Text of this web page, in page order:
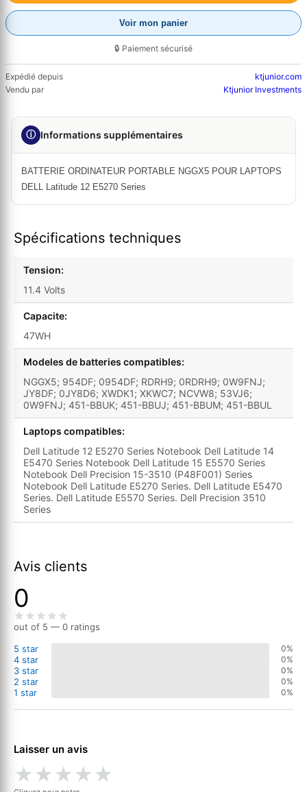
Voir mon panier
🔒 Paiement sécurisé
Expédié depuis
ktjunior.com
Vendu par
Ktjunior Investments
ⓘ Informations supplémentaires
BATTERIE ORDINATEUR PORTABLE NGGX5 POUR LAPTOPS
DELL Latitude 12 E5270 Series
Spécifications techniques
Tension:
11.4 Volts
Capacite:
47WH
Modeles de batteries compatibles:
NGGX5; 954DF; 0954DF; RDRH9; 0RDRH9; 0W9FNJ;
JY8DF; 0JY8D6; XWDK1; XKWC7; NCVW8; 53VJ6;
0W9FNJ; 451-BBUK; 451-BBUJ; 451-BBUM; 451-BBUL
Laptops compatibles:
Dell Latitude 12 E5270 Series Notebook Dell Latitude 14
E5470 Series Notebook Dell Latitude 15 E5570 Series
Notebook Dell Precision 15-3510 (P48F001) Series
Notebook Dell Latitude E5270 Series. Dell Latitude E5470
Series. Dell Latitude E5570 Series. Dell Precision 3510
Series
Avis clients
0
out of 5 — 0 ratings
5 star
0%
4 star 0%
3 star 0%
2 star 0%
1 star 0%
Laisser un avis
★★★★★